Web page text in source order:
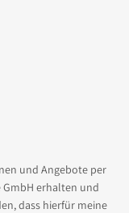
und Angebote per
GmbH erhalten und
dass hierfür meine